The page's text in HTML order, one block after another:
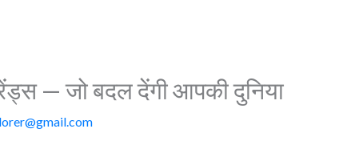
— जो बदल देंगी आपकी दुनिया